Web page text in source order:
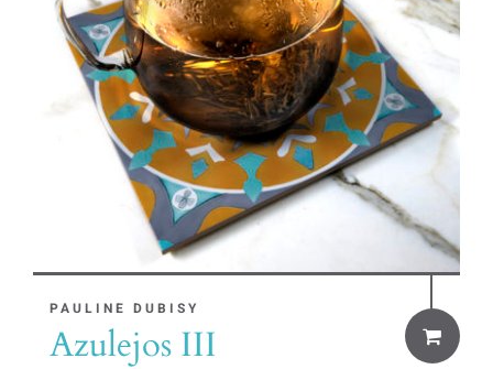
PAULINE DUBISY
Azulejos III